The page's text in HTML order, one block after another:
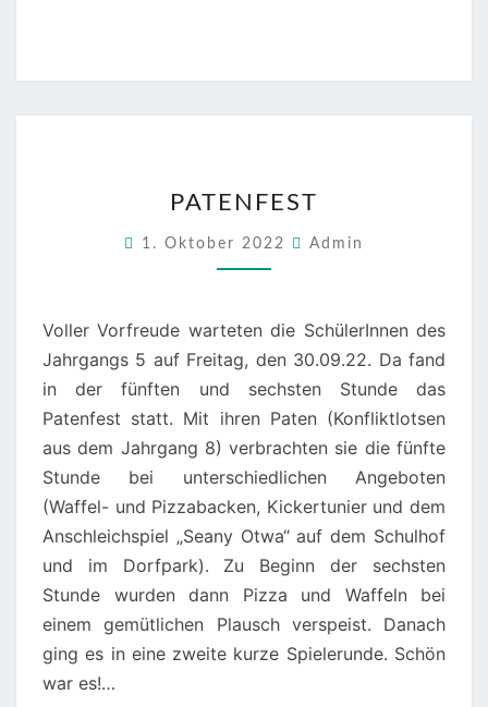
PATENFEST
1. Oktober 2022 Admin
Voller Vorfreude warteten die SchülerInnen des
Jahrgangs 5 auf Freitag, den 30.09.22. Da fand
in der fünften und sechsten Stunde das
Patenfest statt. Mit ihren Paten (Konfliktlotsen
aus dem Jahrgang 8) verbrachten sie die fünfte
Stunde bei unterschiedlichen Angeboten
(Waffel- und Pizzabacken, Kickertunier und dem
Anschleichspiel „Seany Otwa“ auf dem Schulhof
und im Dorfpark). Zu Beginn der sechsten
Stunde wurden dann Pizza und Waffeln bei
einem gemütlichen Plausch verspeist. Danach
ging es in eine zweite kurze Spielerunde. Schön
war es!…